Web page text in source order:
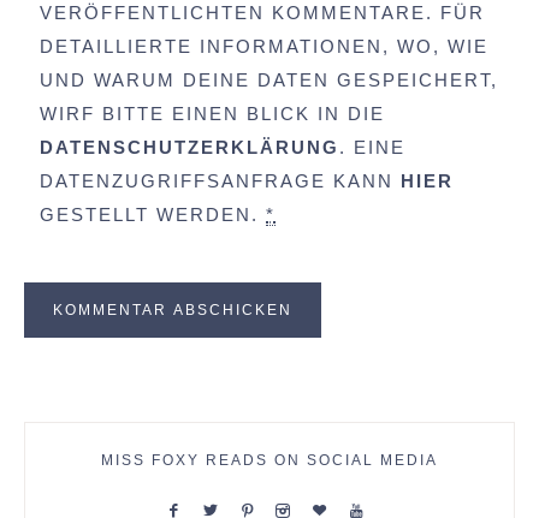
VERÖFFENTLICHTEN KOMMENTARE. FÜR
DETAILLIERTE INFORMATIONEN, WO, WIE
UND WARUM DEINE DATEN GESPEICHERT,
WIRF BITTE EINEN BLICK IN DIE
DATENSCHUTZERKLÄRUNG . EINE
DATENZUGRIFFSANFRAGE KANN HIER
GESTELLT WERDEN. *
MISS FOXY READS ON SOCIAL MEDIA